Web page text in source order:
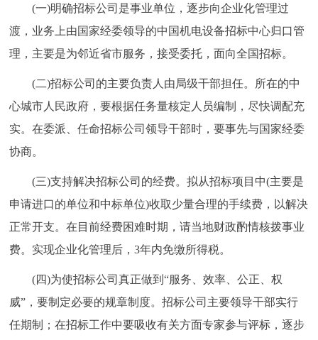
(一)明确招标公司是事业单位，逐步向企业化管理过
渡，业务上由国家经委领导的中国机电设备招标中心归口管
理，主要是为邻近省市服务，接受委托，面向全国招标。
(二)招标公司的主要负责人由局级干部担任。所在的中
心城市人民政府，要根据任务量核定人员编制，尽快调配充
实。在委派、任命招标公司领导干部时，要事先与国家经委
协商。
(三)支持解决招标公司的经费。拟从招标项目中(主要是
申请进口的单位和中标单位)收取少量合理的手续费，以解决
正常开支。在目前经费困难时期，请当地财政酌情核拨事业
费。实现企业化管理后，3年内免缴所得税。
(四)为使招标公司真正做到“服务、效率、公正、权
威”，要制定必要的规章制度。招标公司主要领导干部实行
任期制；在招标工作中要吸收有关方面专家参与评标，逐步